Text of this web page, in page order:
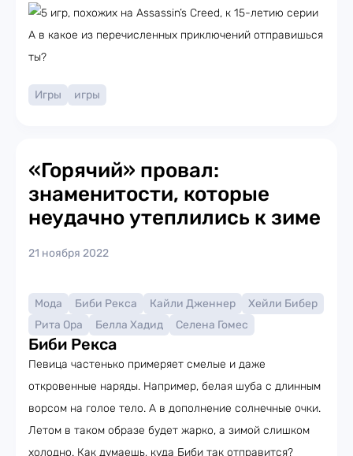
А в какое из перечисленных приключений отправишься
ты?
Игры игры
«Горячий» провал:
знаменитости, которые
неудачно утеплились к зиме
21 ноября 2022
Мода Биби Рекса Кайли Дженнер
Хейли Бибер
Рита Ора
Белла Хадид Селена Гомес
Биби Рекса
Певица частенько примеряет смелые и даже
откровенные наряды. Например, белая шуба с длинным
ворсом на голое тело. А в дополнение солнечные очки.
Летом в таком образе будет жарко, а зимой слишком
холодно. Как думаешь, куда Биби так отправится?